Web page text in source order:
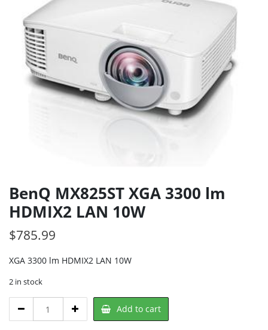
BenQ MX825ST XGA 3300 lm
HDMIX2 LAN 10W
$785.99
XGA 3300 lm HDMIX2 LAN 10W
2 in stock
MX825ST
Add to cart